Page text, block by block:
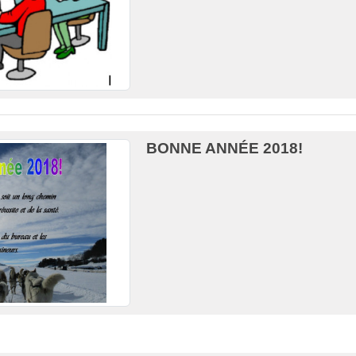
BONNE ANNÉE 2018!